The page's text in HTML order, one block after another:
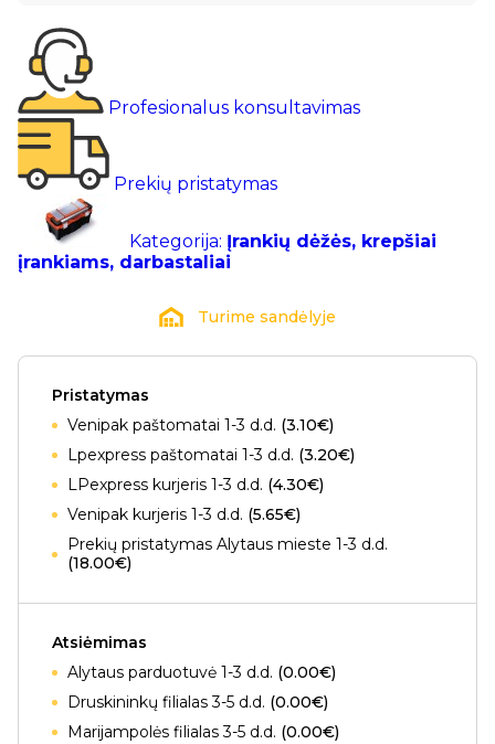
Profesionalus konsultavimas
Prekių pristatymas
Kategorija: Įrankių dėžės, krepšiai
įrankiams, darbastaliai
Turime sandėlyje
Pristatymas
Venipak paštomatai 1-3 d.d. (3.10€)
Lpexpress paštomatai 1-3 d.d. (3.20€)
LPexpress kurjeris 1-3 d.d. (4.30€)
Venipak kurjeris 1-3 d.d. (5.65€)
Prekių pristatymas Alytaus mieste 1-3 d.d.
(18.00€)
Atsiėmimas
Alytaus parduotuvė 1-3 d.d. (0.00€)
Druskininkų filialas 3-5 d.d. (0.00€)
Marijampolės filialas 3-5 d.d. (0.00€)